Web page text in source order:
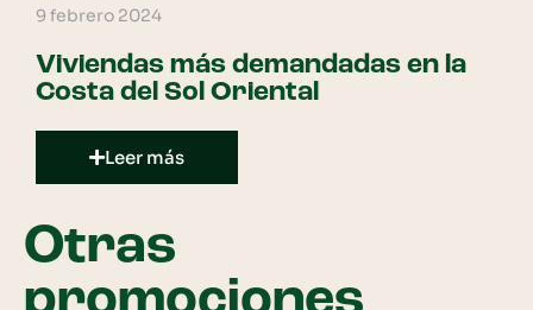
9 febrero 2024
Viviendas más demandadas en la
Costa del Sol Oriental
Leer más
Otras